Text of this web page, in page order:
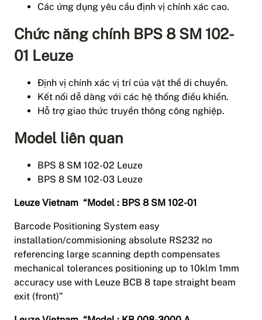
Các ứng dụng yêu cầu định vị chính xác cao.
Chức năng chính BPS 8 SM 102-
01 Leuze
Định vị chính xác vị trí của vật thể di chuyển.
Kết nối dễ dàng với các hệ thống điều khiển.
Hỗ trợ giao thức truyền thông công nghiệp.
Model liên quan
BPS 8 SM 102-02 Leuze
BPS 8 SM 102-03 Leuze
Leuze Vietnam “Model : BPS 8 SM 102-01
Barcode Positioning System easy
installation/commisioning absolute RS232 no
referencing large scanning depth compensates
mechanical tolerances positioning up to 10klm 1mm
accuracy use with Leuze BCB 8 tape straight beam
exit (front)”